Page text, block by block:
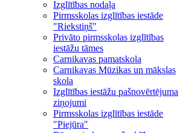
Izglītības nodaļa
Pirmsskolas izglītības iestāde
"Riekstiņš"
Privāto pirmsskolas izglītības
iestāžu tāmes
Carnikavas pamatskola
Carnikavas Mūzikas un mākslas
skola
Izglītības iestāžu pašnovērtējuma
ziņojumi
Pirmsskolas izglītības iestāde
"Piejūra"